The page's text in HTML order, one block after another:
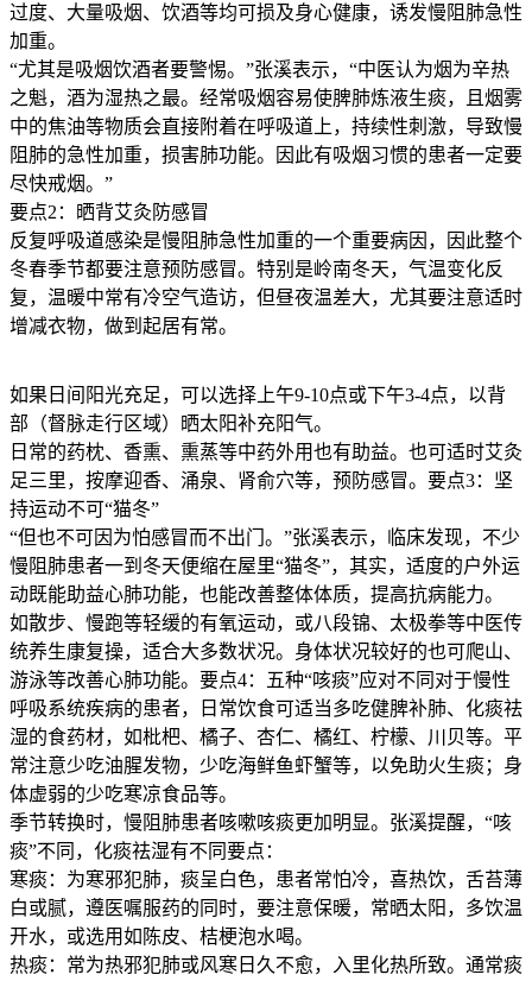
过度、大量吸烟、饮酒等均可损及身心健康，诱发慢阻肺急性
加重。
“尤其是吸烟饮酒者要警惕。”张溪表示，“中医认为烟为辛热
之魁，酒为湿热之最。经常吸烟容易使脾肺炼液生痰，且烟雾
中的焦油等物质会直接附着在呼吸道上，持续性刺激，导致慢
阻肺的急性加重，损害肺功能。因此有吸烟习惯的患者一定要
尽快戒烟。”
要点2：晒背艾灸防感冒
反复呼吸道感染是慢阻肺急性加重的一个重要病因，因此整个
冬春季节都要注意预防感冒。特别是岭南冬天，气温变化反
复，温暖中常有冷空气造访，但昼夜温差大，尤其要注意适时
增减衣物，做到起居有常。
如果日间阳光充足，可以选择上午9-10点或下午3-4点，以背
部（督脉走行区域）晒太阳补充阳气。
日常的药枕、香熏、熏蒸等中药外用也有助益。也可适时艾灸
足三里，按摩迎香、涌泉、肾俞穴等，预防感冒。要点3：坚
持运动不可“猫冬”
“但也不可因为怕感冒而不出门。”张溪表示，临床发现，不少
慢阻肺患者一到冬天便缩在屋里“猫冬”，其实，适度的户外运
动既能助益心肺功能，也能改善整体体质，提高抗病能力。
如散步、慢跑等轻缓的有氧运动，或八段锦、太极拳等中医传
统养生康复操，适合大多数状况。身体状况较好的也可爬山、
游泳等改善心肺功能。要点4：五种“咳痰”应对不同对于慢性
呼吸系统疾病的患者，日常饮食可适当多吃健脾补肺、化痰祛
湿的食药材，如枇杷、橘子、杏仁、橘红、柠檬、川贝等。平
常注意少吃油腥发物，少吃海鲜鱼虾蟹等，以免助火生痰；身
体虚弱的少吃寒凉食品等。
季节转换时，慢阻肺患者咳嗽咳痰更加明显。张溪提醒，“咳
痰”不同，化痰祛湿有不同要点：
寒痰：为寒邪犯肺，痰呈白色，患者常怕冷，喜热饮，舌苔薄
白或腻，遵医嘱服药的同时，要注意保暖，常晒太阳，多饮温
开水，或选用如陈皮、桔梗泡水喝。
热痰：常为热邪犯肺或风寒日久不愈，入里化热所致。通常痰